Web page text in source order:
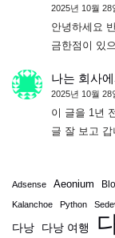
2025년 10월 28
안녕하세요
금한점이 있
나는 회사
2025년 10월 28
이 글을 1년
글 잘 보고 갑
Adsense Aeonium
Kalanchoe Python
다낭 다낭 여행